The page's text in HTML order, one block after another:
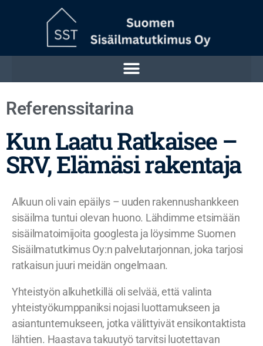
Referenssitarina
Kun Laatu Ratkaisee –
SRV, Elämäsi rakentaja
Alkuun oli vain epäilys – uuden rakennushankkeen
sisäilma tuntui olevan huono. Lähdimme etsimään
sisäilmatoimijoita googlesta ja löysimme Suomen
Sisäilmatutkimus Oy:n palvelutarjonnan, joka tarjosi
ratkaisun juuri meidän ongelmaan.
Yhteistyön alkuhetkillä oli selvää, että valinta
yhteistyökumppaniksi nojasi luottamukseen ja
asiantuntemukseen, jotka välittyivät ensikontaktista
lähtien. Haastava takuutyö tarvitsi luotettavan